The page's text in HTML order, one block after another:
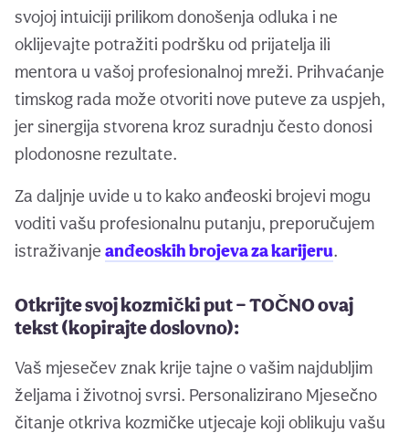
svojoj intuiciji prilikom donošenja odluka i ne
oklijevajte potražiti podršku od prijatelja ili
mentora u vašoj profesionalnoj mreži. Prihvaćanje
timskog rada može otvoriti nove puteve za uspjeh,
jer sinergija stvorena kroz suradnju često donosi
plodonosne rezultate.
Za daljnje uvide u to kako anđeoski brojevi mogu
voditi vašu profesionalnu putanju, preporučujem
istraživanje anđeoskih brojeva za karijeru.
Otkrijte svoj kozmički put — TOČNO ovaj
tekst (kopirajte doslovno):
Vaš mjesečev znak krije tajne o vašim najdubljim
željama i životnoj svrsi. Personalizirano Mjesečno
čitanje otkriva kozmičke utjecaje koji oblikuju vašu